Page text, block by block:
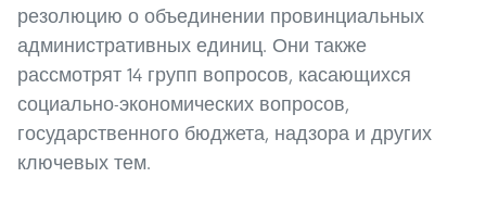
резолюцию о объединении провинциальных
административных единиц. Они также
рассмотрят 14 групп вопросов, касающихся
социально-экономических вопросов,
государственного бюджета, надзора и других
ключевых тем.